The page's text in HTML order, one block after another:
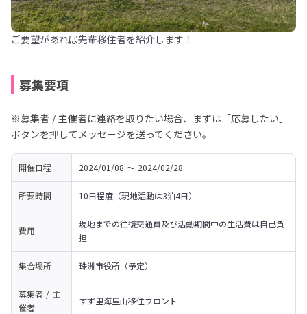
ご要望があれば先輩移住者を紹介します！
募集要項
※募集者 / 主催者に連絡を取りたい場合、まずは「応募したい」
ボタンを押してメッセージを送ってください。
開催日程 2024/01/08 〜 2024/02/28
所要時間 10日程度（現地活動は3泊4日）
費用
現地までの往復交通費及び活動期間中の生活費は自己負
担
集合場所 珠洲市役所（予定）
募集者 / 主
催者
すず里海里山移住フロント